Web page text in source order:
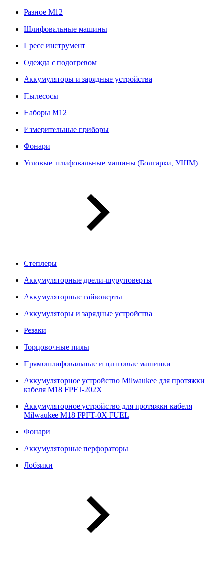
Разное M12
Шлифовальные машины
Пресс инструмент
Одежда с подогревом
Аккумуляторы и зарядные устройства
Пылесосы
Наборы М12
Измерительные приборы
Фонари
Угловые шлифовальные машины (Болгарки, УШМ)
Степлеры
Аккумуляторные дрели-шуруповерты
Аккумуляторные гайковерты
Аккумуляторы и зарядные устройства
Резаки
Торцовочные пилы
Прямошлифовальные и цанговые машинки
Аккумуляторное устройство Milwaukee для протяжки
кабеля M18 FPFT-202X
Аккумуляторное устройство для протяжки кабеля
Milwaukee M18 FPFT-0X FUEL
Фонари
Аккумуляторные перфораторы
Лобзики